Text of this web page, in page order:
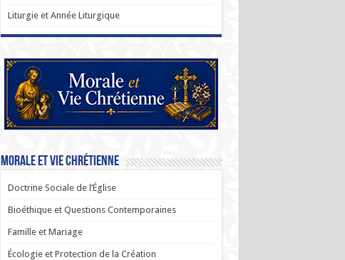
Liturgie et Année Liturgique
Morale et Vie Chrétienne
Doctrine Sociale de l’Église
Bioéthique et Questions Contemporaines
Famille et Mariage
Écologie et Protection de la Création